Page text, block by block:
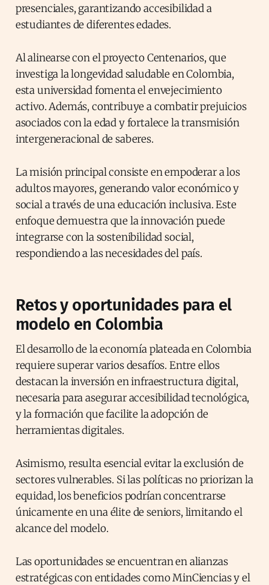
presenciales, garantizando accesibilidad a
estudiantes de diferentes edades.
Al alinearse con el proyecto Centenarios, que
investiga la longevidad saludable en Colombia,
esta universidad fomenta el envejecimiento
activo. Además, contribuye a combatir prejuicios
asociados con la edad y fortalece la transmisión
intergeneracional de saberes.
La misión principal consiste en empoderar a los
adultos mayores, generando valor económico y
social a través de una educación inclusiva. Este
enfoque demuestra que la innovación puede
integrarse con la sostenibilidad social,
respondiendo a las necesidades del país.
Retos y oportunidades para el
modelo en Colombia
El desarrollo de la economía plateada en Colombia
requiere superar varios desafíos. Entre ellos
destacan la inversión en infraestructura digital,
necesaria para asegurar accesibilidad tecnológica,
y la formación que facilite la adopción de
herramientas digitales.
Asimismo, resulta esencial evitar la exclusión de
sectores vulnerables. Si las políticas no priorizan la
equidad, los beneficios podrían concentrarse
únicamente en una élite de seniors, limitando el
alcance del modelo.
Las oportunidades se encuentran en alianzas
estratégicas con entidades como MinCiencias y el